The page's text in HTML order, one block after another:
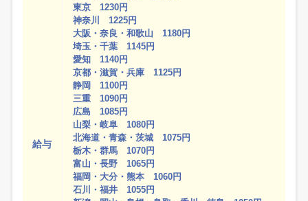
給与
東京 1230円
神奈川 1225円
大阪・奈良・和歌山 1180円
埼玉・千葉 1145円
愛知 1140円
京都・滋賀・兵庫 1125円
静岡 1100円
三重 1090円
広島 1085円
山梨・岐阜 1080円
北海道・青森・茨城 1075円
栃木・群馬 1070円
富山・長野 1065円
福岡・大分・熊本 1060円
石川・福井 1055円